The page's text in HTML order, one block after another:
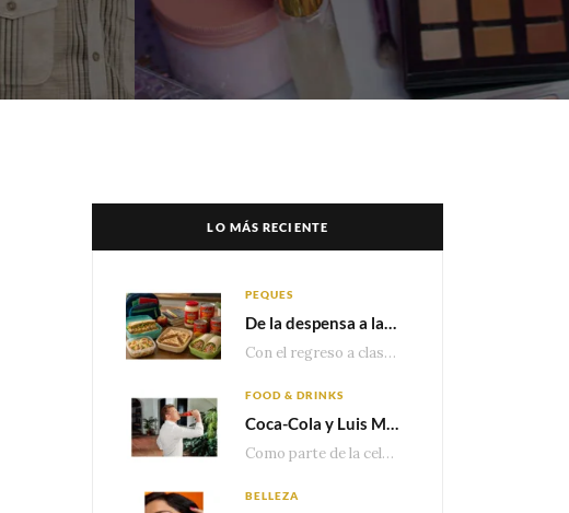
LO MÁS RECIENTE
PEQUES
De la despensa a la lonchera: ideas rápidas para el regreso a clases
Con el regreso a clases cada vez más cerca, las familias comienzan a reorganizar horarios,…
FOOD & DRINKS
Coca-Cola y Luis Miguel estrenan el comercial que celebra 100 años de historia junto a México
Como parte de la celebración por sus primeros 100 años enMéxico, Coca-Cola presenta hoy el…
BELLEZA